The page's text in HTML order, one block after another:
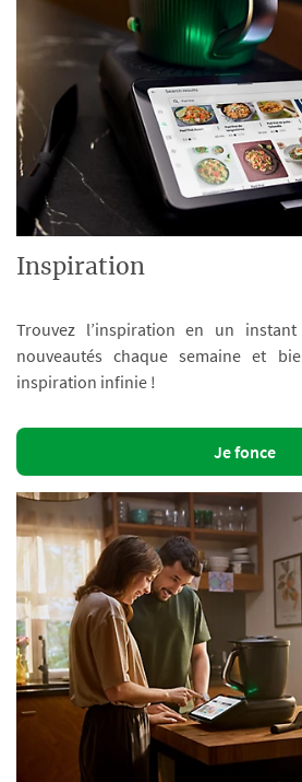
Inspiration
Trouvez l’inspiration en un
nouveautés chaque semaine et
inspiration infinie !
Je fonce